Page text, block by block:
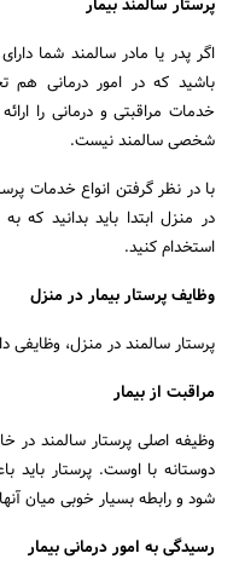
پرستار سالمند بیمار
اگر پدر یا مادر سالمند شما
باشید که در امور درمانی هم
خدمات مراقبتی و درمانی را
شخصی سالمند نیست.
با در نظر گرفتن انواع خدمات
در منزل ابتدا باید بدانید که
استخدام کنید.
وظایف پرستار بیمار در منزل
پرستار سالمند در منزل،
مراقبت از بیمار
وظیفه اصلی پرستار سالمند در
دوستانه با اوست. پرستار
شود و رابطه بسیار خوبی میان
رسیدگی به امور درمانی بیمار